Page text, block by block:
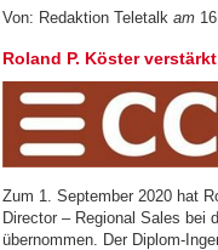
Von: Redaktion Teletalk am
Roland P. Köster
Zum 1. September 2020 hat
Director – Regional Sales bei
übernommen. Der Diplom-